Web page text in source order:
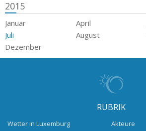
2015
Januar April
Juli
August
Dezember
RUBRIK
Wetter in Luxemburg
Akteure